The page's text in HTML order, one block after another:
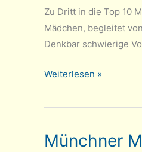
(Updates
6-
6-
Zu Dritt in die Top 10
Mädchen, begleitet
Denkbar schwierige
Deutsche
U14
Neumünster
Weiterlesen »
Münchner